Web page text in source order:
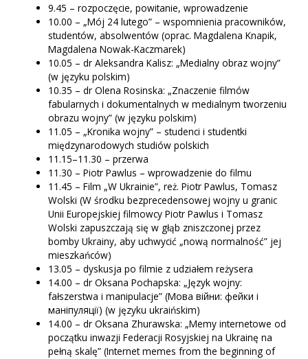
9.45 – rozpoczęcie, powitanie, wprowadzenie
10.00 – „Mój 24 lutego” – wspomnienia pracowników,
studentów, absolwentów (oprac. Magdalena Knapik,
Magdalena Nowak-Kaczmarek)
10.05 – dr Aleksandra Kalisz: „Medialny obraz wojny”
(w języku polskim)
10.35 – dr Olena Rosinska: „Znaczenie filmów
fabularnych i dokumentalnych w medialnym tworzeniu
obrazu wojny” (w języku polskim)
11.05 – „Kronika wojny” – studenci i studentki
międzynarodowych studiów polskich
11.15–11.30 – przerwa
11.30 – Piotr Pawlus – wprowadzenie do filmu
11.45 – Film „W Ukrainie”, reż. Piotr Pawlus, Tomasz
Wolski (W środku bezprecedensowej wojny u granic
Unii Europejskiej filmowcy Piotr Pawlus i Tomasz
Wolski zapuszczają się w głąb zniszczonej przez
bomby Ukrainy, aby uchwycić „nową normalność” jej
mieszkańców)
13.05 – dyskusja po filmie z udziałem reżysera
14.00 – dr Oksana Pochapska: „Język wojny:
fałszerstwa i manipulacje” (Мова війни: фейки і
маніпуляції) (w języku ukraińskim)
14.00 – dr Oksana Zhurawska: „Memy internetowe od
początku inwazji Federacji Rosyjskiej na Ukrainę na
pełną skalę” (Internet memes from the beginning of